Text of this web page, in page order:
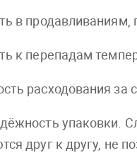
в
к перепадам
расходования за
упаковки.
друг к другу, не